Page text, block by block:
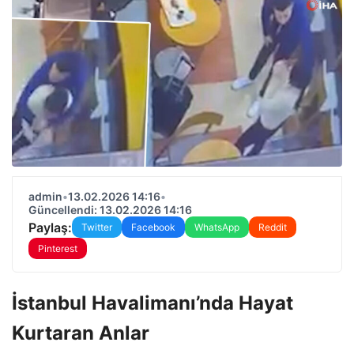
admin•13.02.2026 14:16•
Güncellendi: 13.02.2026 14:16
Paylaş: Twitter Facebook WhatsApp
Reddit
Pinterest
İstanbul Havalimanı’nda Hayat
Kurtaran Anlar